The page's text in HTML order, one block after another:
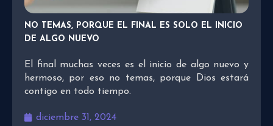
NO TEMAS, PORQUE EL FINAL ES SOLO EL INICIO
DE ALGO NUEVO
El final muchas veces es el inicio de algo nuevo y
hermoso, por eso no temas, porque Dios estará
contigo en todo tiempo.
diciembre 31, 2024